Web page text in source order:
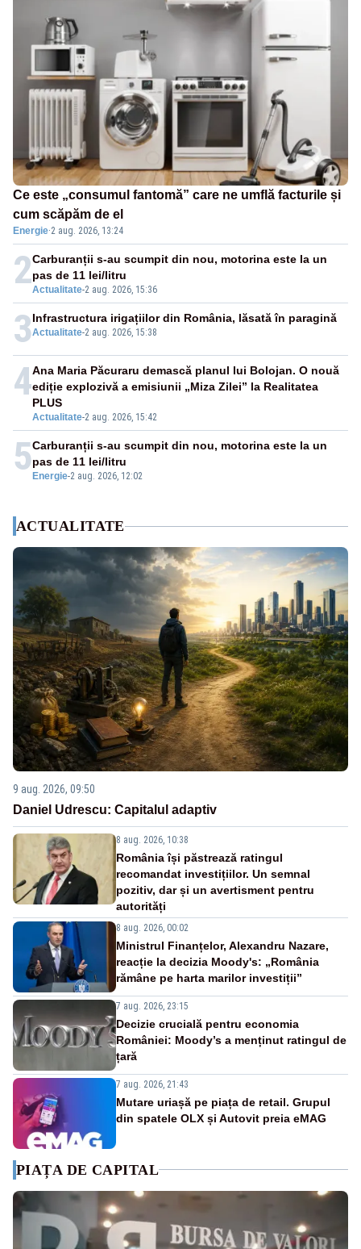
Ce este „consumul fantomă” care ne umflă facturile și
cum scăpăm de el
Energie·2 aug. 2026, 13:24
2Actualitate-2 aug. 2026, 15:36
Carburanții s-au scumpit din nou, motorina este la un
pas de 11 lei/litru
3Actualitate-2 aug. 2026, 15:38
Infrastructura irigațiilor din România, lăsată în paragină
4
Actualitate-2 aug. 2026, 15:42
Ana Maria Păcuraru demască planul lui Bolojan. O nouă
ediție explozivă a emisiunii „Miza Zilei” la Realitatea
PLUS
5 Energie-2 aug. 2026, 12:02
Carburanții s-au scumpit din nou, motorina este la un
pas de 11 lei/litru
ACTUALITATE
9 aug. 2026, 09:50
Daniel Udrescu: Capitalul adaptiv
8 aug. 2026, 10:38
România își păstrează ratingul
recomandat investițiilor. Un semnal
pozitiv, dar și un avertisment pentru
autorități
8 aug. 2026, 00:02
Ministrul Finanțelor, Alexandru Nazare,
reacție la decizia Moody's: „România
rămâne pe harta marilor investiții”
7 aug. 2026, 23:15
Decizie crucială pentru economia
României: Moody’s a menținut ratingul de
țară
7 aug. 2026, 21:43
Mutare uriașă pe piața de retail. Grupul
din spatele OLX și Autovit preia eMAG
PIAȚA DE CAPITAL